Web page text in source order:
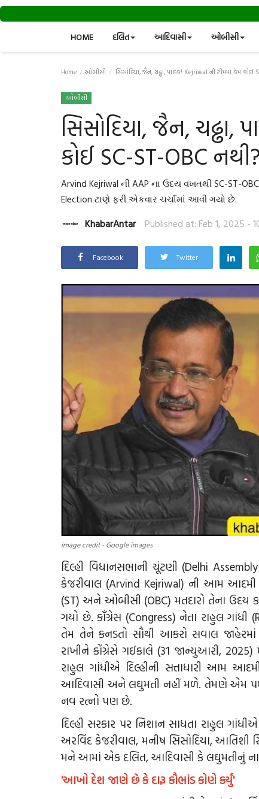
HOME દલિત આદિવાસી ઓબીસી
Home ઓબીસી સિસોદિયા, જૈન, ચઢ્ઢા, પાઠક! Kejriwal ની ટીમમાં કેમ કોઈ
ઓબીસી
સિસોદિયા, જૈન, ચઢ્ઢા,
કોઈ SC-ST-OBC નથી?
Arvind Kejriwal ની AAP ના ઉદય વખતથી SC-ST-
Election ટાણે ફરી એકવાર ચર્ચામાં આવી ગયો છે.
KhabarAntar
Published at: Feb 1, 2025 -
Facebook Twitter
image credit - Google images
દિલ્હી વિધાનસભાની ચૂંટણી (Delhi
કેજરીવાલ (Arvind Kejriwal) ની આમ આદમી
(ST) અને ઓબીસી (OBC) મતદારો તેના ઉદય
ગયો છે. કૉંગ્રેસ (Congress) નેતા રાહુલ
તેમ તેને કનડતો સૌથી આકરો સવાલ જાહેરમાં
રાખીને કોંગ્રેસે ગઈકાલે (31 જાન્યુઆરી,
રાહુલ ગાંધીએ દિલ્હીની સત્તાધારી આમ
આદિવાસી અને લઘુમતી નહીં મળે. તેમણે એમ પણ
નવ રત્નો પણ છે.
દિલ્હી સરકાર પર નિશાન સાધતા રાહુલ
અરવિંદ કેજરીવાલ, મનીષ સિસોદિયા,
મને આમાં એક દલિત, આદિવાસી કે લઘુમતીનું
'આખો દેશ જાણે છે કે દારૂ કૌભાંડ કોણે કર્યું'